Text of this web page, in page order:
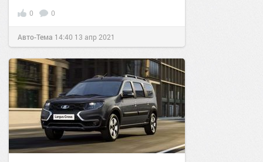
0 0
Авто-Тема 14:40 13 апр 2021